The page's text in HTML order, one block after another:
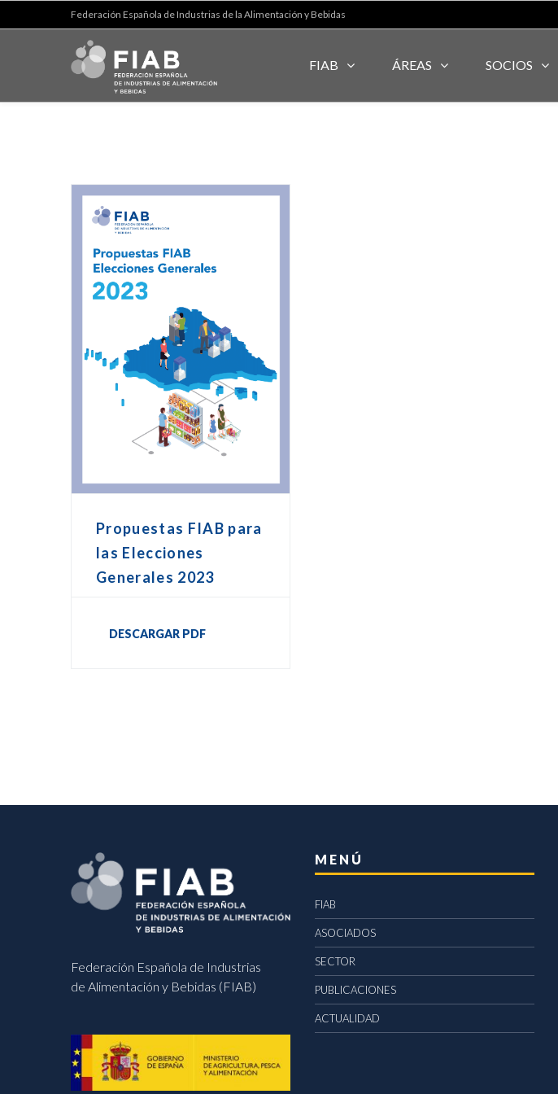
Federación Española de Industrias de la Alimentación y Bebidas
FIAB ÁREAS SOCIOS
Propuestas FIAB para
las Elecciones
Generales 2023
DESCARGAR PDF
Federación Española de Industrias
de Alimentación y Bebidas (FIAB)
MENÚ
FIAB
ASOCIADOS
SECTOR
PUBLICACIONES
ACTUALIDAD